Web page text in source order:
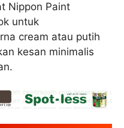
Nippon Paint
untuk
cream atau putih
kesan minimalis